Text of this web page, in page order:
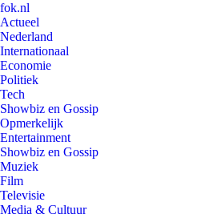
fok.nl
Actueel
Nederland
Internationaal
Economie
Politiek
Tech
Showbiz en Gossip
Opmerkelijk
Entertainment
Showbiz en Gossip
Muziek
Film
Televisie
Media & Cultuur